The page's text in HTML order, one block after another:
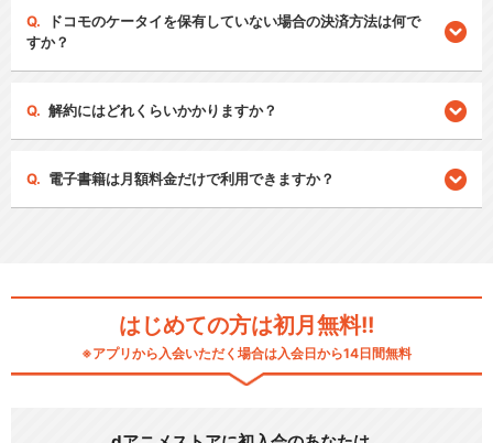
ドコモのケータイを保有していない場合の決済方法は何で
すか？
解約にはどれくらいかかりますか？
電子書籍は月額料金だけで利用できますか？
はじめての方は初月無料!!
※アプリから入会いただく場合は入会日から14日間無料